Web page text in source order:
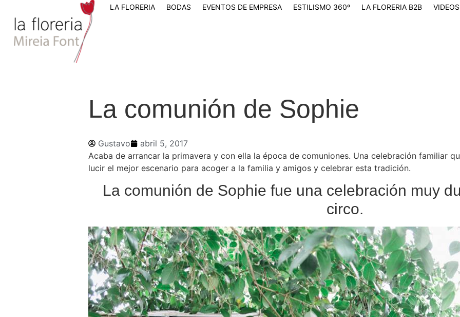
LA FLORERIA BODAS EVENTOS DE EMPRESA ESTILISMO 360º LA FLORERIA B2B VIDEOS
La comunión de Sophie
Gustavo
abril 5, 2017
Acaba de arrancar la primavera y con ella la época de comuniones. Una celebración familiar
lucir el mejor escenario para acoger a la familia y amigos y celebrar esta tradición.
La comunión de Sophie fue una celebración muy
circo.